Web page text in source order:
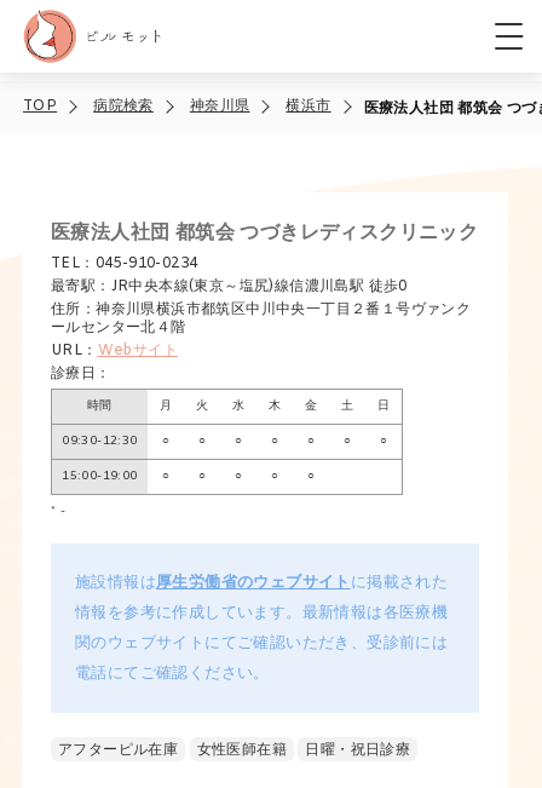
TOP 病院検索 神奈川県 横浜市 医療法人社団 都筑会 つ
医療法人社団 都筑会 つづきレディスクリニック
TEL：045-910-0234
最寄駅：JR中央本線(東京～塩尻)線信濃川島駅 徒歩0
住所：神奈川県横浜市都筑区中川中央一丁目２番１号ヴァンク
ールセンター北４階
URL： Webサイト
診療日：
時間 月 火 水 木 金 土 日
09:30-12:30 ○ ○ ○ ○ ○ ○ ○
15:00-19:00 ○ ○ ○ ○ ○
* -
施設情報は厚生労働省のウェブサイト に掲載された
情報を参考に作成しています。最新情報は各医療機
関のウェブサイトにてご確認いただき、受診前には
電話にてご確認ください。
アフターピル在庫 女性医師在籍 日曜・祝日診療